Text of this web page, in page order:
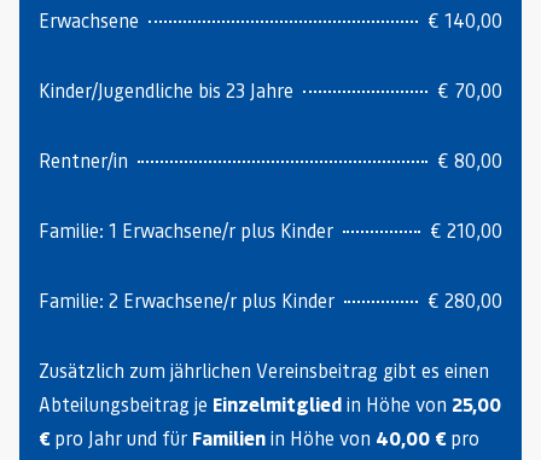
Erwachsene € 140,00
Kinder/Jugendliche bis 23 Jahre € 70,00
Rentner/in € 80,00
Familie: 1 Erwachsene/r plus Kinder € 210,00
Familie: 2 Erwachsene/r plus Kinder € 280,00
Zusätzlich zum jährlichen Vereinsbeitrag gibt es einen
Abteilungsbeitrag je Einzelmitglied in Höhe von 25,00
€ pro Jahr und für Familien in Höhe von 40,00 € pro